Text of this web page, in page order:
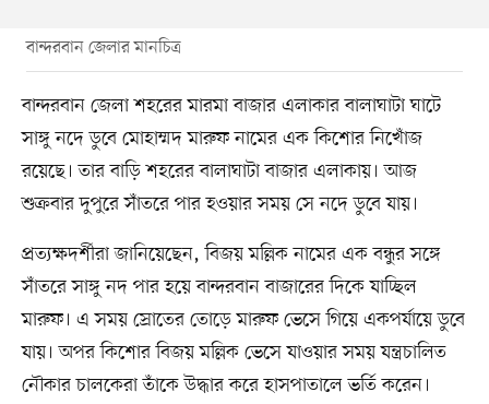
বান্দরবান জেলার মানচিত্র
বান্দরবান জেলা শহরের মারমা বাজার এলাকার বালাঘাটা ঘাটে
সাঙ্গু নদে ডুবে মোহাম্মদ মারুফ নামের এক কিশোর নিখোঁজ
রয়েছে। তার বাড়ি শহরের বালাঘাটা বাজার এলাকায়। আজ
শুক্রবার দুপুরে সাঁতরে পার হওয়ার সময় সে নদে ডুবে যায়।
প্রত্যক্ষদর্শীরা জানিয়েছেন, বিজয় মল্লিক নামের এক বন্ধুর সঙ্গে
সাঁতরে সাঙ্গু নদ পার হয়ে বান্দরবান বাজারের দিকে যাচ্ছিল
মারুফ। এ সময় স্রোতের তোড়ে মারুফ ভেসে গিয়ে একপর্যায়ে ডুবে
যায়। অপর কিশোর বিজয় মল্লিক ভেসে যাওয়ার সময় যন্ত্রচালিত
নৌকার চালকেরা তাঁকে উদ্ধার করে হাসপাতালে ভর্তি করেন।